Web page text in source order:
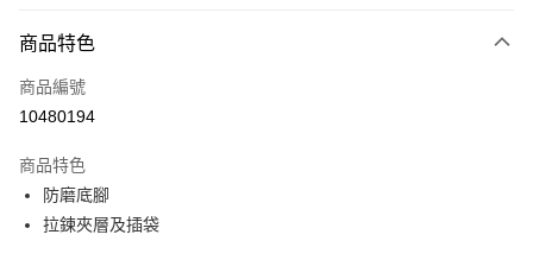
2.付款方式選擇「大哥付你分期」，訂單成立後會自動跳轉到大哥付的交易
成交易。
3.實際核准額度、可分期數及費用金額請依後續交易確認頁面所載為準。
消。如遇「轉專審核」未通過狀況，表示未達大哥付你分期系統評分，恕無
法說明評估內容。
【繳款方式說明】
1.分期款項不併入電信帳單，「大哥付你分期」於每月結算日後寄送繳費提
運送方式
全家取貨付款
付款後全家取貨
每筆NT$100，滿NT$700(含以上)免運費
商品特色
商品編號
10480194
商品特色
防磨底腳
拉鍊夾層及插袋